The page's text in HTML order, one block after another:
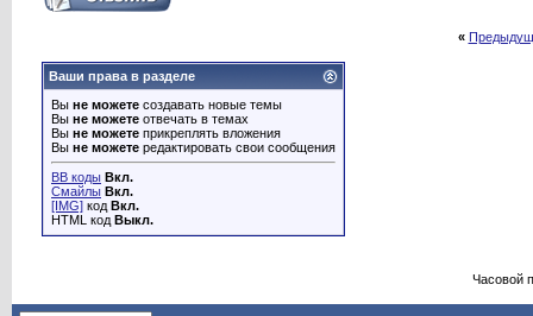
«
Ваши права в разделе
Вы не можете создавать новые темы
Вы не можете отвечать в темах
Вы не можете прикреплять вложения
Вы не можете редактировать свои сообщения
BB коды Вкл.
Смайлы Вкл.
[IMG] код Вкл.
HTML код Выкл.
Часовой